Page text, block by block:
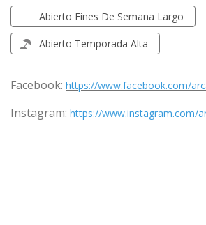
Abierto Fines De Semana Largo
Abierto Temporada Alta
Facebook: https://www.facebook.com/
Instagram: https://www.instagram.com/